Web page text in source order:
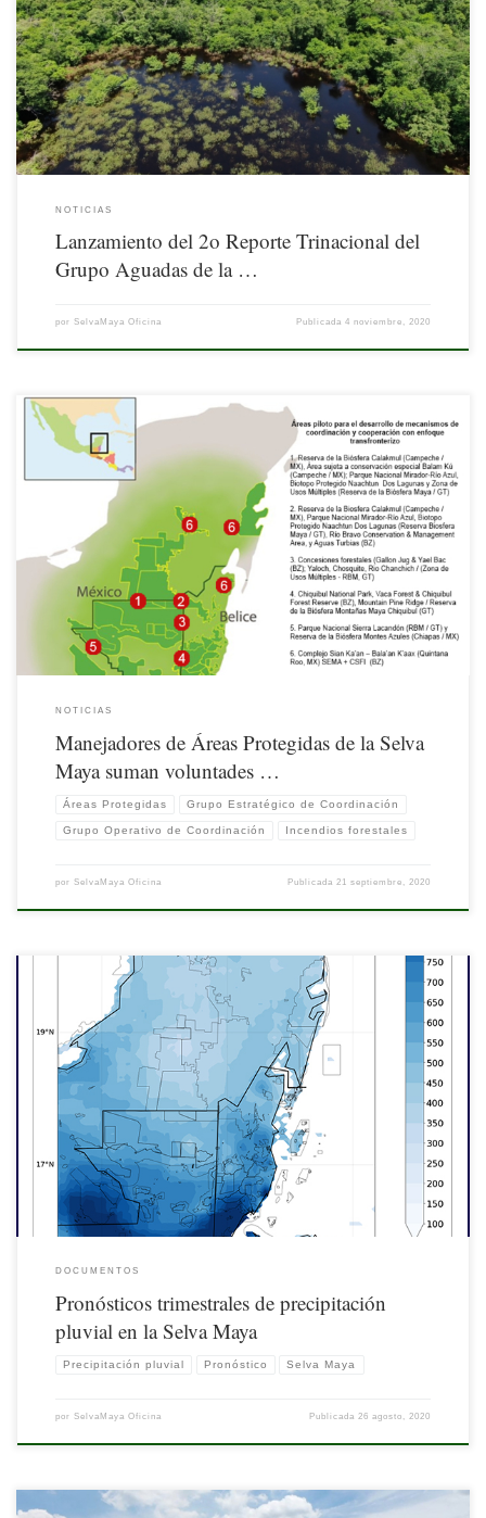
Especialistas de Belice, Guatemala y México advierten respecto del preocupante
estado de los cuerpos de agua en la Región de la Selva Maya, y el posible impacto
negativo en la fauna asociada y comunidades que la habitan.
NOTICIAS
Lanzamiento del 2o Reporte Trinacional del
Grupo Aguadas de la …
por SelvaMaya Oficina Publicada4 noviembre, 2020
Belice, Guatemala y México comparten la Selva Maya; sin embargo, las fronteras
entre sí suponen retos en materia de gobernanza, gestión y coordinación de
acciones a favor de la Áreas Protegidas (AP).
NOTICIAS
Manejadores de Áreas Protegidas de la Selva
Maya suman voluntades …
Áreas Protegidas Grupo Estratégico de Coordinación
Grupo Operativo de Coordinación Incendios forestales
por SelvaMaya Oficina Publicada21 septiembre, 2020
DOCUMENTOS
Pronósticos trimestrales de precipitación
pluvial en la Selva Maya
Precipitación pluvial Pronóstico Selva Maya
por SelvaMaya Oficina Publicada26 agosto, 2020